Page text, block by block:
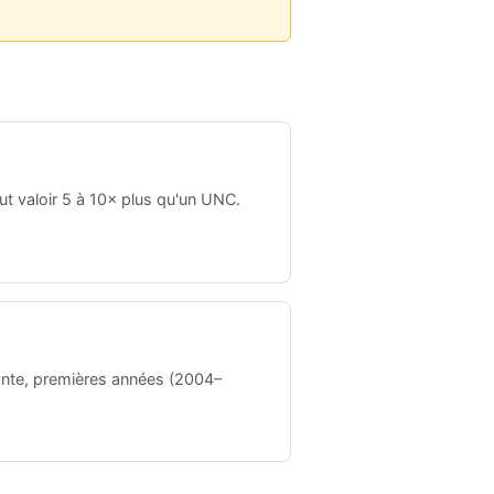
valoir 5 à 10× plus qu'un UNC.
premières années (2004–